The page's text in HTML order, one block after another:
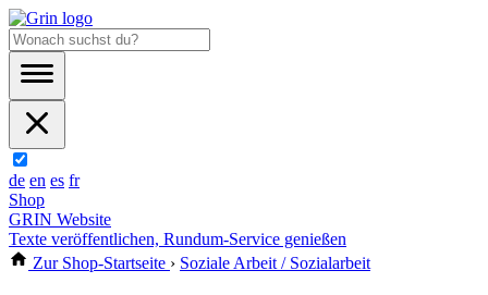
de en es fr
Shop
GRIN Website
Texte veröffentlichen, Rundum-Service genießen
Zur Shop-Startseite › Soziale Arbeit / Sozialarbeit